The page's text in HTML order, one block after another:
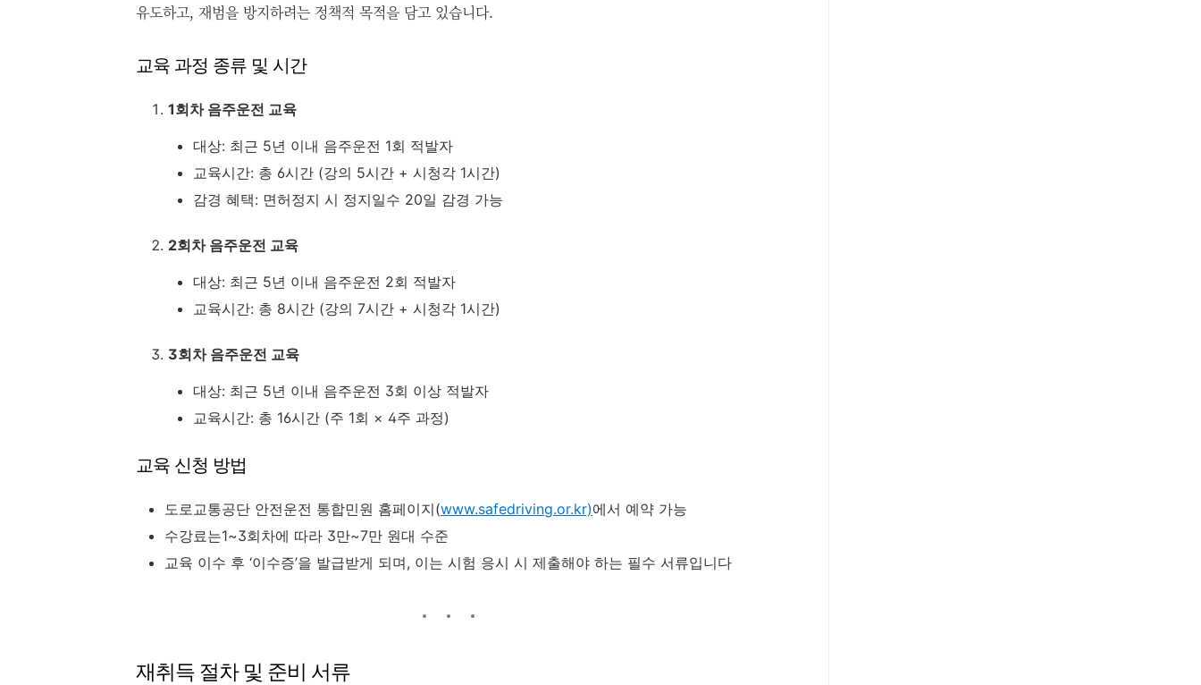
유도하고, 재범을 방지하려는 정책적 목적을 담고 있습니다.
교육 과정 종류 및 시간
1회차 음주운전 교육
대상: 최근 5년 이내 음주운전 1회 적발자
교육시간: 총 6시간 (강의 5시간 + 시청각 1시간)
감경 혜택: 면허정지 시 정지일수 20일 감경 가능
2회차 음주운전 교육
대상: 최근 5년 이내 음주운전 2회 적발자
교육시간: 총 8시간 (강의 7시간 + 시청각 1시간)
3회차 음주운전 교육
대상: 최근 5년 이내 음주운전 3회 이상 적발자
교육시간: 총 16시간 (주 1회 × 4주 과정)
교육 신청 방법
도로교통공단 안전운전 통합민원 홈페이지(www.safedriving.or.kr)에서 예약 가능
수강료는1~3회차에 따라 3만~7만 원대 수준
교육 이수 후 ‘이수증’을 발급받게 되며, 이는 시험 응시 시 제출해야 하는 필수 서류입니다
재취득 절차 및 준비 서류